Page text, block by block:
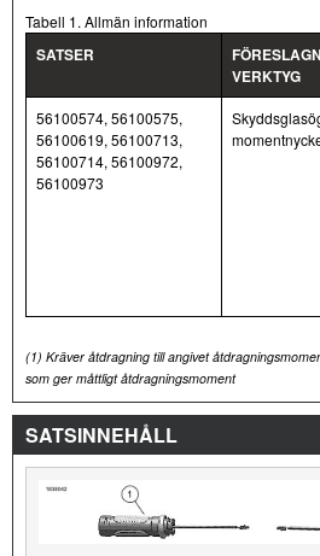
Tabell 1. Allmän information
SATSER
VERKTYG
56100574, 56100575,
56100619, 56100713,
56100714, 56100972,
56100973
(1) Kräver åtdragning till angivet
som ger måttligt åtdragningsmoment
SATSINNEHÅLL